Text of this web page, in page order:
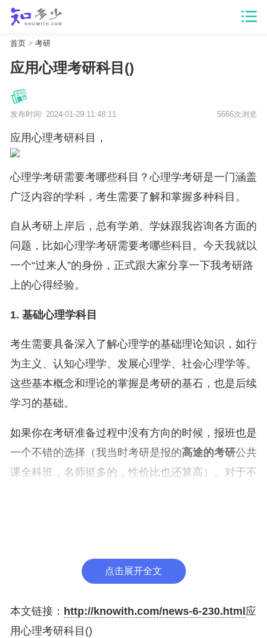
首页> 考研
应用心理考研科目()
发布时间: 2024-01-29 11:48:11 5666次浏览
应用心理考研科目，
心理学考研需要考哪些科目？心理学考研是一门涵盖
广泛内容的学科，考生需要了解和掌握多种科目。
自从考研上岸后，总有学弟、学妹跟我咨询各方面的
问题，比如心理学考研需要考哪些科目。今天我就以
一个“过来人”的身份，正式跟大家分享一下我考研路
上的心得经验。
1. 基础心理学科目
考生需要具备深入了解心理学的基础理论知识，如行
为主义、认知心理学、发展心理学、社会心理学等。
这些基本概念和理论的掌握是考研的基石，也是后续
学习的基础。
如果你在考研准备过程中没有方向的时候，报班也是
一个不错的选择（我当时考研是报的高途的考研公共
课全科班，名师挺多的，性价比也还算高）。对于不
统计学是心理学研究和实证研究的基础，包括描述性
点击展开全文
本文链接： http://knowith.com/news-6-230.html 应
用心理考研科目()